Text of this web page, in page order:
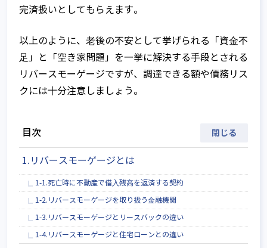
完済扱いとしてもらえます。
以上のように、⽼後の不安として挙げられる「資⾦不
⾜」と「空き家問題」を⼀挙に解決する⼿段とされる
リバースモーゲージですが、調達できる額や債務リス
クには⼗分注意しましょう。
目次
1.リバースモーゲージとは
1-1.死亡時に不動産で借⼊残⾼を返済する契約
1-2.リバースモーゲージを取り扱う⾦融機関
1-3.リバースモーゲージとリースバックの違い
1-4.リバースモーゲージと住宅ローンとの違い